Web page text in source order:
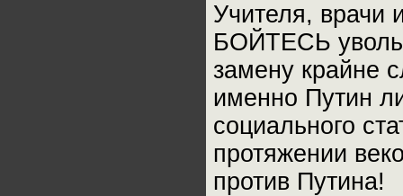
Учителя, врачи
БОЙТЕСЬ
замену крайне
именно Путин
социального
протяжении
против Путина!